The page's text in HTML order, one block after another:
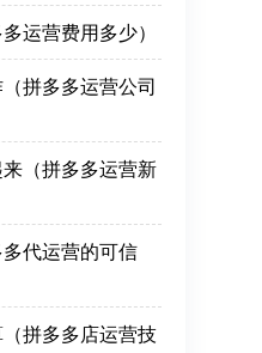
运营费用多少）
拼多多运营公司
（拼多多运营新
代运营的可信
拼多多店运营技